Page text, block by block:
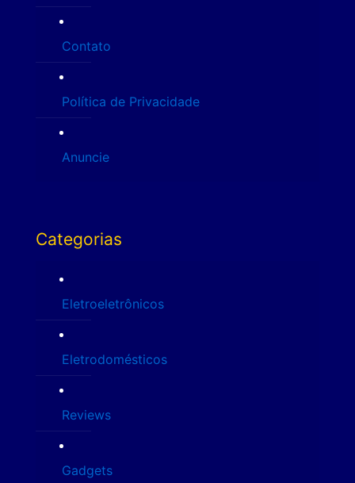
Contato
Política de Privacidade
Anuncie
Categorias
Eletroeletrônicos
Eletrodomésticos
Reviews
Gadgets